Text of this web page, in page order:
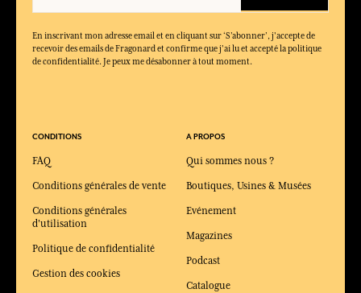
En inscrivant mon adresse email et en cliquant sur ‘S’abonner’, j'accepte de
recevoir des emails de Fragonard et confirme que j'ai lu et accepté la politique
de confidentialité. Je peux me désabonner à tout moment.
CONDITIONS
FAQ
Conditions générales de vente
Conditions générales
d'utilisation
Politique de confidentialité
Gestion des cookies
A PROPOS
Qui sommes nous ?
Boutiques, Usines & Musées
Evénement
Magazines
Podcast
Catalogue